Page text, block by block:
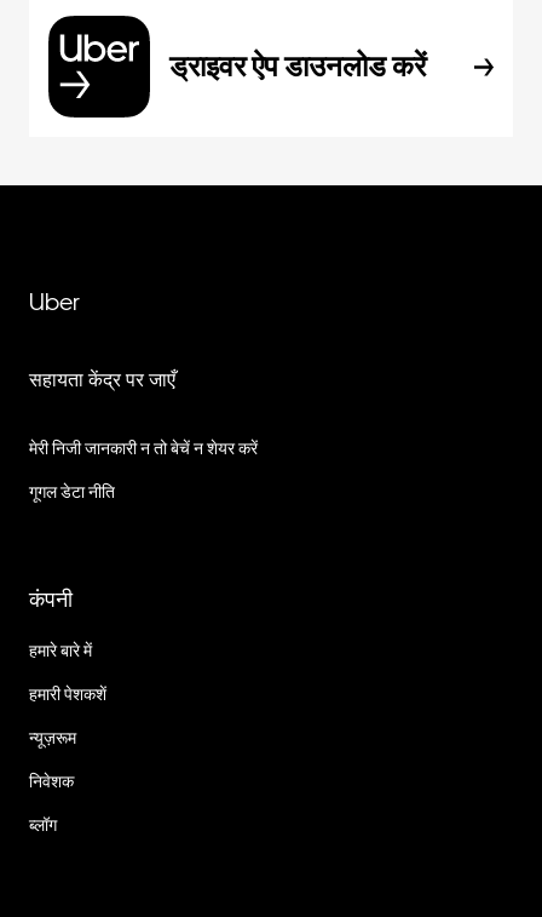
ड्राइवर ऐप डाउनलोड करें
Uber
सहायता केंद्र पर जाएँ
मेरी निजी जानकारी न तो बेचें न शेयर करें
गूगल डेटा नीति
कंपनी
हमारे बारे में
हमारी पेशकशें
न्यूज़रूम
निवेशक
ब्लॉग